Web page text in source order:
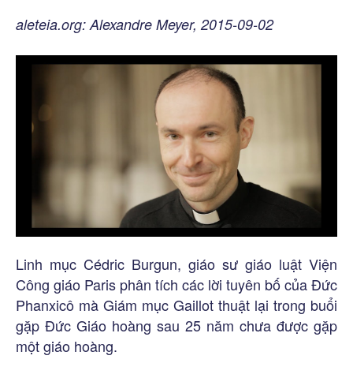
aleteia.org: Alexandre Meyer, 2015-09-02
Linh mục Cédric Burgun, giáo sư giáo luật Viện
Công giáo Paris phân tích các lời tuyên bố của Đức
Phanxicô mà Giám mục Gaillot thuật lại trong buổi
gặp Đức Giáo hoàng sau 25 năm chưa được gặp
một giáo hoàng.